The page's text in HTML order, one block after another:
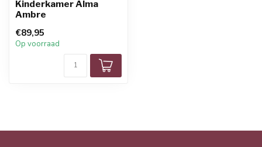
Kinderkamer Alma
Ambre
€89,95
Op voorraad